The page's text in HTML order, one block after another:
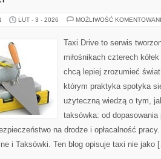
LUT - 3 - 2026 MOŻLIWOŚĆ
Taxi Drive to serwis
miłośnikach czterech
chcą lepiej zrozumieć
którym praktyka spotyka
użyteczną wiedzą o tym,
taksówka: od
na drodze i opłacalność
i Taksówki. Ten blog opisuje taxi nie jako